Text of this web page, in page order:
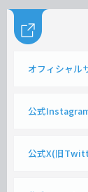
オフィシャル
公式
公式X(旧